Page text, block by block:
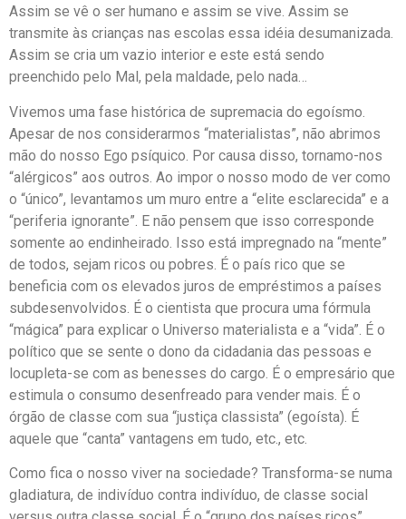
Assim se vê o ser humano e assim se vive. Assim se
transmite às crianças nas escolas essa idéia desumanizada.
Assim se cria um vazio interior e este está sendo
preenchido pelo Mal, pela maldade, pelo nada…
Vivemos uma fase histórica de supremacia do egoísmo.
Apesar de nos considerarmos “materialistas”, não abrimos
mão do nosso Ego psíquico. Por causa disso, tornamo-nos
“alérgicos” aos outros. Ao impor o nosso modo de ver como
o “único”, levantamos um muro entre a “elite esclarecida” e a
“periferia ignorante”. E não pensem que isso corresponde
somente ao endinheirado. Isso está impregnado na “mente”
de todos, sejam ricos ou pobres. É o país rico que se
beneficia com os elevados juros de empréstimos a países
subdesenvolvidos. É o cientista que procura uma fórmula
“mágica” para explicar o Universo materialista e a “vida”. É o
político que se sente o dono da cidadania das pessoas e
locupleta-se com as benesses do cargo. É o empresário que
estimula o consumo desenfreado para vender mais. É o
órgão de classe com sua “justiça classista” (egoísta). É
aquele que “canta” vantagens em tudo, etc., etc.
Como fica o nosso viver na sociedade? Transforma-se numa
gladiatura, de indivíduo contra indivíduo, de classe social